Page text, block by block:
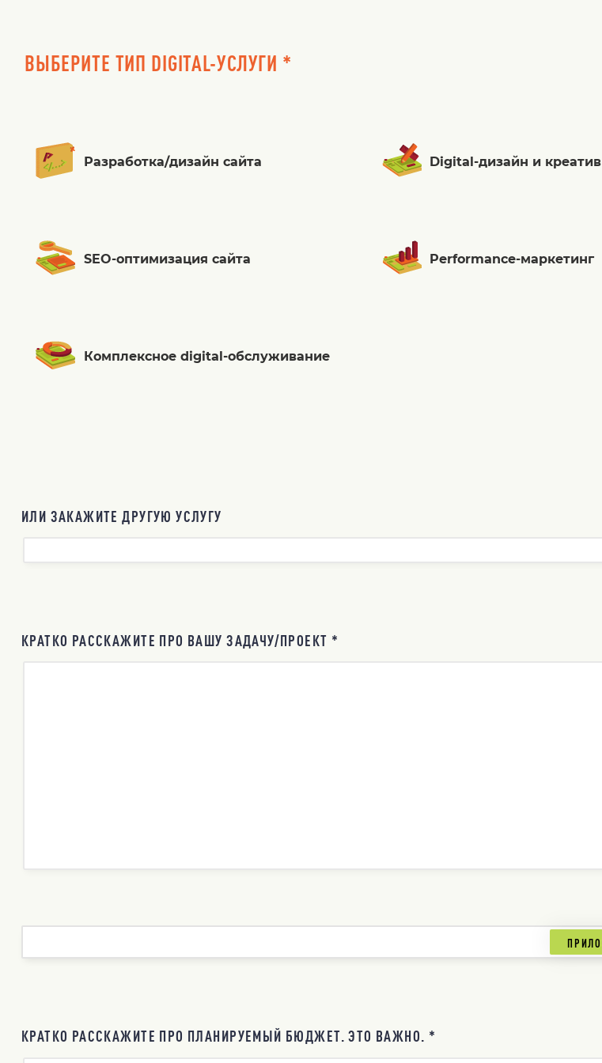
ВЫБЕРИТЕ ТИП DIGITAL-УСЛУГИ *
Разработка/дизайн сайта Digital-дизайн и креатив
SEO-оптимизация сайта Performance-маркетинг
Комплексное digital-обслуживание
ИЛИ ЗАКАЖИТЕ ДРУГУЮ УСЛУГУ
КРАТКО РАССКАЖИТЕ ПРО ВАШУ ЗАДАЧУ/ПРОЕКТ *
КРАТКО РАССКАЖИТЕ ПРО ПЛАНИРУЕМЫЙ БЮДЖЕТ. ЭТО ВАЖНО. *